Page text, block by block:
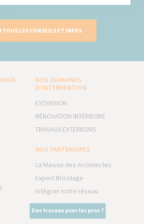
TOUS LES CONSEILS ET INFOS
NOS DOMAINES
D’INTERVENTION
EXTENSION
RÉNOVATION INTÉRIEURE
TRAVAUX EXTÉRIEURS
NOS PARTENAIRES
La Maison des Architectes
Expert Bricolage
Intégrer notre réseau
Des travaux pour les pros ?